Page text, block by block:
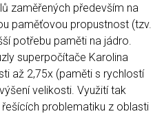
zaměřených především na
paměťovou propustnost (tzv.
potřebu paměti na jádro.
superpočítače Karolina
až 2,75x (paměti s rychlostí
velikosti. Využití tak
problematiku z oblasti